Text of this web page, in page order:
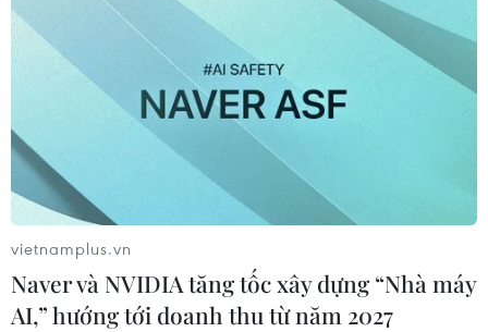
vietnamplus.vn
Naver và NVIDIA tăng tốc xây dựng “Nhà máy
AI,” hướng tới doanh thu từ năm 2027